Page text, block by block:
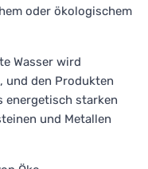
oder ökologischem
Wasser wird
den Produkten
energetisch starken
und Metallen